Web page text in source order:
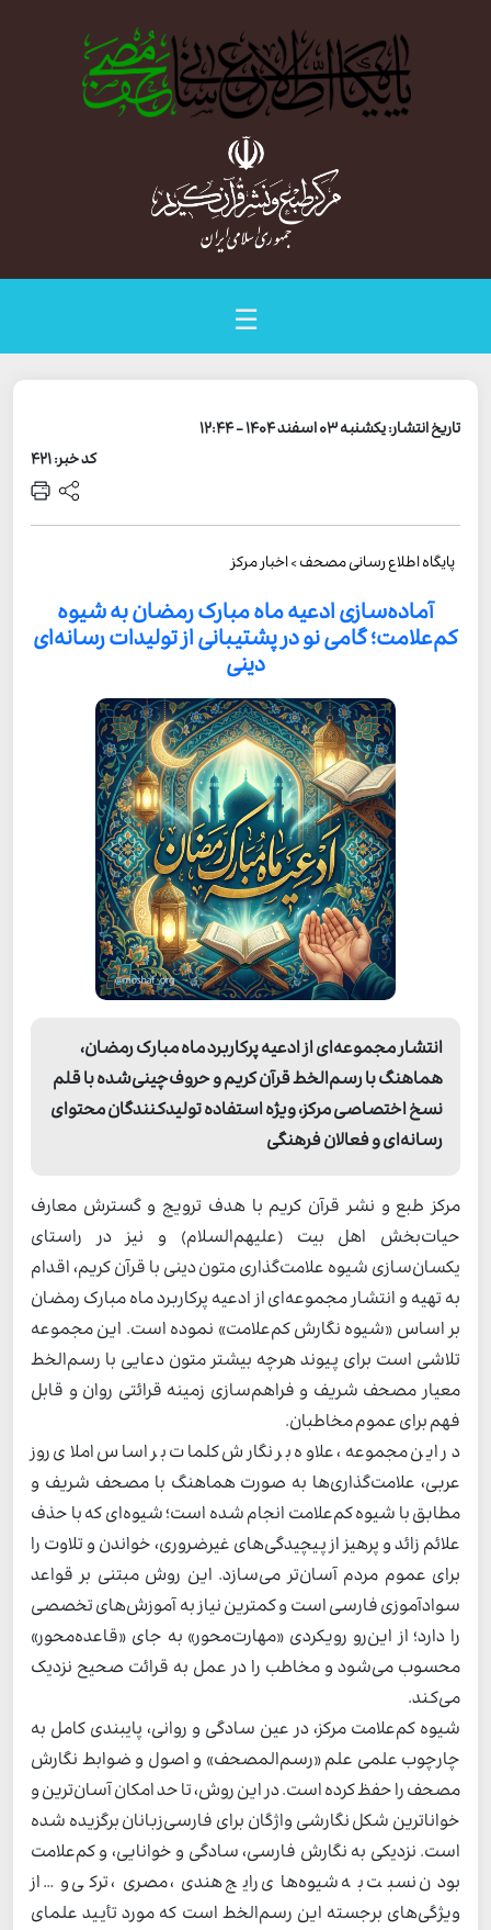
☰
تاریخ انتشار: یکشنبه 03 اسفند 1404 - 12:44
کد خبر: 421
پایگاه اطلاع رسانی مصحف>اخبار مرکز
آماده‌سازی ادعیه ماه مبارک رمضان به شیوه
کم‌علامت؛ گامی نو در پشتیبانی از تولیدات رسانه‌ای
دینی
انتشار مجموعه‌ای از ادعیه پرکاربرد ماه مبارک رمضان،
هماهنگ با رسم‌الخط قرآن کریم و حروف‌چینی‌شده با قلم
نسخ اختصاصی مرکز، ویژه استفاده تولیدکنندگان محتوای
رسانه‌ای و فعالان فرهنگی
مرکز طبع و نشر قرآن کریم با هدف ترویج و گسترش معارف
حیات‌بخش اهل بیت (علیهم‌السلام) و نیز در راستای
یکسان‌سازی شیوه علامت‌گذاری متون دینی با قرآن کریم، اقدام
به تهیه و انتشار مجموعه‌ای از ادعیه پرکاربرد ماه مبارک رمضان
بر اساس «شیوه نگارش کم‌علامت» نموده است. این مجموعه
تلاشی است برای پیوند هرچه بیشتر متون دعایی با رسم‌الخط
معیار مصحف شریف و فراهم‌سازی زمینه قرائتی روان و قابل
فهم برای عموم مخاطبان.
در این مجموعه، علاوه بر نگارش کلمات بر اساس املای روز
عربی، علامت‌گذاری‌ها به صورت هماهنگ با مصحف شریف و
مطابق با شیوه کم‌علامت انجام شده است؛ شیوه‌ای که با حذف
علائم زائد و پرهیز از پیچیدگی‌های غیرضروری، خواندن و تلاوت را
برای عموم مردم آسان‌تر می‌سازد. این روش مبتنی بر قواعد
سوادآموزی فارسی است و کمترین نیاز به آموزش‌های تخصصی
را دارد؛ از این‌رو رویکردی «مهارت‌محور» به جای «قاعده‌محور»
محسوب می‌شود و مخاطب را در عمل به قرائت صحیح نزدیک
می‌کند.
شیوه کم‌علامت مرکز، در عین سادگی و روانی، پایبندی کامل به
چارچوب علمی علم «رسم‌المصحف» و اصول و ضوابط نگارش
مصحف را حفظ کرده است. در این روش، تا حد امکان آسان‌ترین و
خواناترین شکل نگارشی واژگان برای فارسی‌زبانان برگزیده شده
است. نزدیکی به نگارش فارسی، سادگی و خوانایی، و کم‌علامت
بودن نسبت به شیوه‌های رایج هندی، مصری، ترکی و… از
ویژگی‌های برجسته این رسم‌الخط است که مورد تأیید علمای